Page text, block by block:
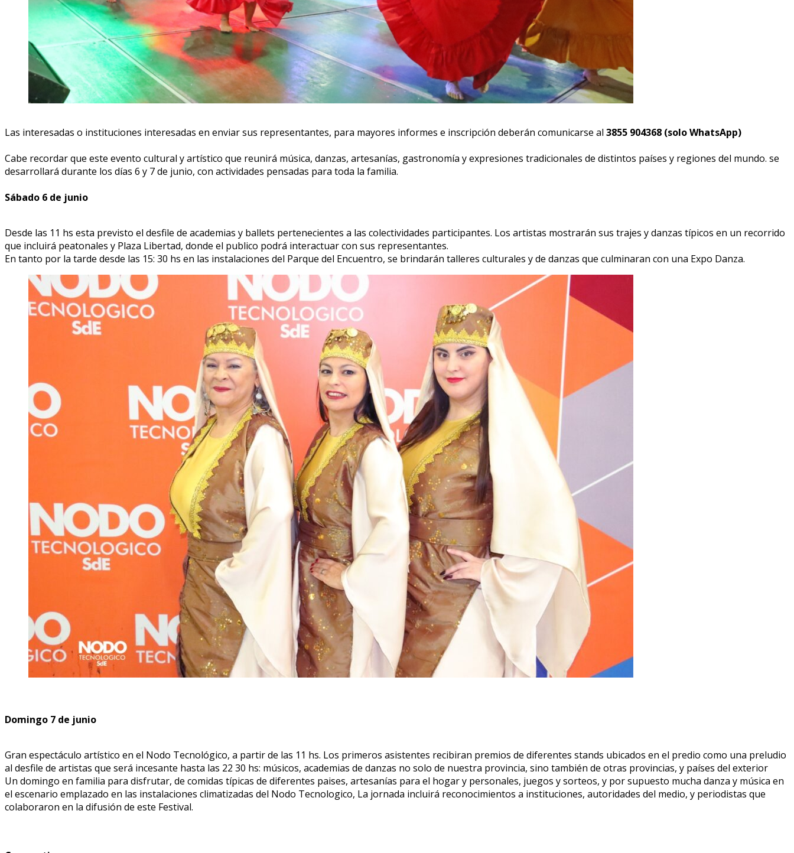
Las interesadas o instituciones interesadas en enviar sus representantes, para mayores informes e inscripción deberán comunicarse al 3855 904368 (solo WhatsApp)
Cabe recordar que este evento cultural y artístico que reunirá música, danzas, artesanías, gastronomía y expresiones tradicionales de distintos países y regiones del mundo. se
desarrollará durante los días 6 y 7 de junio, con actividades pensadas para toda la familia.
Sábado 6 de junio
Desde las 11 hs esta previsto el desfile de academias y ballets pertenecientes a las colectividades participantes. Los artistas mostrarán sus trajes y danzas típicos en un recorrido
que incluirá peatonales y Plaza Libertad, donde el publico podrá interactuar con sus representantes.
En tanto por la tarde desde las 15: 30 hs en las instalaciones del Parque del Encuentro, se brindarán talleres culturales y de danzas que culminaran con una Expo Danza.
Domingo 7 de junio
Gran espectáculo artístico en el Nodo Tecnológico, a partir de las 11 hs. Los primeros asistentes recibiran premios de diferentes stands ubicados en el predio como una preludio
al desfile de artistas que será incesante hasta las 22 30 hs: músicos, academias de danzas no solo de nuestra provincia, sino también de otras provincias, y países del exterior
Un domingo en familia para disfrutar, de comidas típicas de diferentes paises, artesanías para el hogar y personales, juegos y sorteos, y por supuesto mucha danza y música en
el escenario emplazado en las instalaciones climatizadas del Nodo Tecnologico, La jornada incluirá reconocimientos a instituciones, autoridades del medio, y periodistas que
colaboraron en la difusión de este Festival.